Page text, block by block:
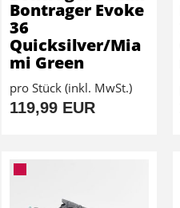
Bontrager Evoke
36
Quicksilver/Mia
mi Green
pro Stück (inkl. MwSt.)
119,99 EUR